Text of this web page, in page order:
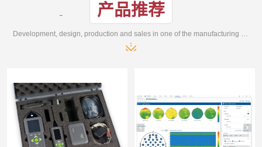
产品推荐
Development, design, production and sales in one of the manufacturing enterprises